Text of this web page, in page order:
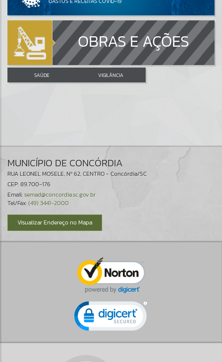
OBRAS E AÇÕES
SAÚDE VIGILÂNCIA
MUNICÍPIO DE CONCÓRDIA
RUA LEONEL MOSELE, Nº 62, CENTRO - Concórdia/SC
CEP: 89.700-176
Email:semad@concordia.sc.gov.br
Tel/Fax:(49) 3441-2000
Visualizar Endereço no Mapa